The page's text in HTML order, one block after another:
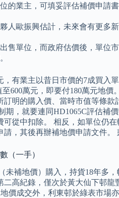
的業主，可填妥評估補價申請
人歐振興估計，未來會有更多
售單位，而政府估價後，單位
，有業主以昔日市價的7成買入
600萬元，即要付180萬元地
訂明的購入價、當時市值等條
期，就要連同HD1065C評估補
可從中扣除。 相反，如單位仍
，其後再辦補地價申請文件。
（一手）
未補地價）購入，持貨18年多
二高紀錄，僅次於黃大仙下邨
價成交外，利東邨於綠表市場